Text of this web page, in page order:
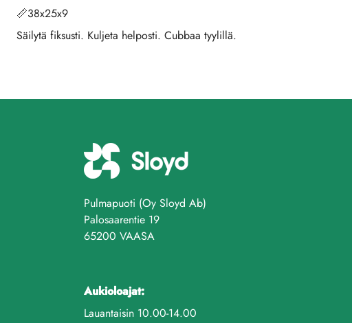
📏38x25x9
Säilytä fiksusti. Kuljeta helposti. Cubbaa tyylillä.
Pulmapuoti (Oy Sloyd Ab)
Palosaarentie 19
65200 VAASA
Aukioloajat:
Lauantaisin 10.00-14.00